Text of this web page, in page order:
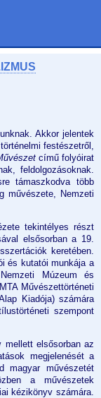
Akkor jelentek
festészetről,
című folyóirat
feldolgozásoknak.
támaszkodva több
művészete, Nemzeti
tekintélyes részt
elsősorban a 19.
keretében.
és kutatói munkája a
Múzeum és
Művészettörténeti
Kiadója) számára
szempont
mellett elsősorban az
megjelenését a
magyar művészetét
a művészetek
kézikönyv számára.